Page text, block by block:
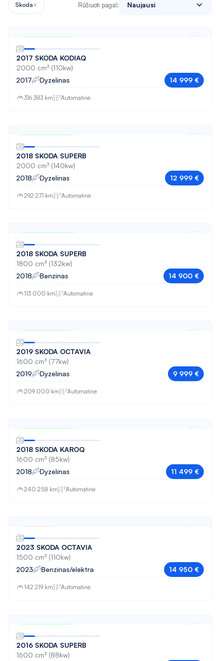
Jeep
Lexus
Mazda
Mercedes-Benz
Nissan
Opel
Peugeot
Porsche
Renault
Volkswagen
Volvo
Skoda× Rūšiuoti pagal: Naujausi
2017 SKODA KODIAQ
2000 cm³ (110kw)
2017
Dyzelinas 14 999 €
316 383 km Automatinė
2018 SKODA SUPERB
2000 cm³ (140kw)
2018
Dyzelinas 12 999 €
292 271 km Automatinė
2018 SKODA SUPERB
1800 cm³ (132kw)
2018
Benzinas 14 900 €
113 000 km Automatinė
2019 SKODA OCTAVIA
1600 cm³ (77kw)
2019
Dyzelinas 9 999 €
209 000 km Automatinė
2018 SKODA KAROQ
1600 cm³ (85kw)
2018
Dyzelinas 11 499 €
240 258 km Automatinė
2023 SKODA OCTAVIA
1500 cm³ (110kw)
2023
Benzinas/elektra 14 950 €
142 219 km Automatinė
2016 SKODA SUPERB
1600 cm³ (88kw)